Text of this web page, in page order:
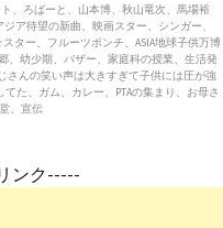
、ろばーと、山本博、秋山竜次、馬場裕
ア待望の新曲、映画スター、シンガー、
ター、フルーツポンチ、ASIA地球子供万博
、幼少期、バザー、家庭科の授業、生活発
さんの笑い声は大きすぎて子供には圧が強
た、ガム、カレー、PTAの集まり、お母さ
、宣伝
ンク-----